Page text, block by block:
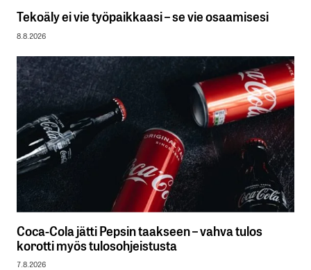
Tekoäly ei vie työpaikkaasi – se vie osaamisesi
8.8.2026
Coca-Cola jätti Pepsin taakseen – vahva tulos
korotti myös tulosohjeistusta
7.8.2026